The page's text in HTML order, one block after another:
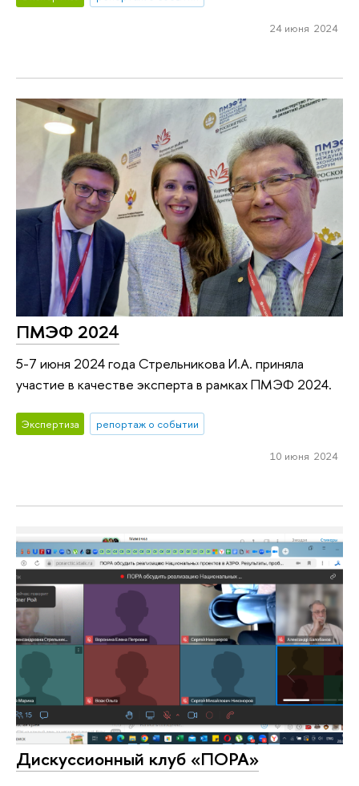
24 июня 2024
ПМЭФ 2024
5-7 июня 2024 года Стрельникова И.А. приняла
участие в качестве эксперта в рамках ПМЭФ 2024.
Экспертиза репортаж о событии
10 июня 2024
Дискуссионный клуб «ПОРА»